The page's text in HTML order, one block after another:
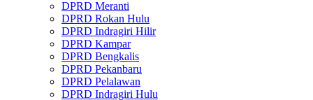
DPRD Meranti
DPRD Rokan Hulu
DPRD Indragiri Hilir
DPRD Kampar
DPRD Bengkalis
DPRD Pekanbaru
DPRD Pelalawan
DPRD Indragiri Hulu